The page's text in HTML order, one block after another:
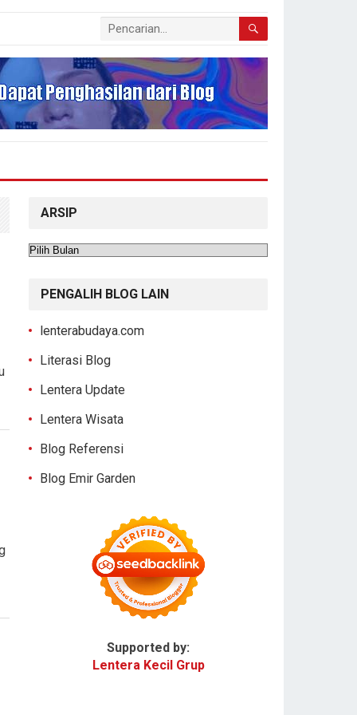
ARSIP
Arsip
PENGALIH BLOG LAIN
lenterabudaya.com
Literasi Blog
Lentera Update
Lentera Wisata
Blog Referensi
Blog Emir Garden
Supported by:
Lentera Kecil Grup